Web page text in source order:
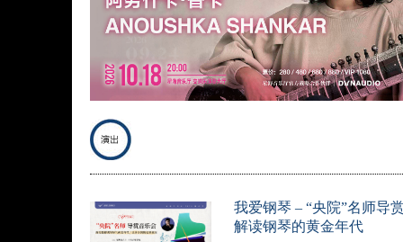
我爱钢琴 – “央院”名师导
解读钢琴的黄金年代